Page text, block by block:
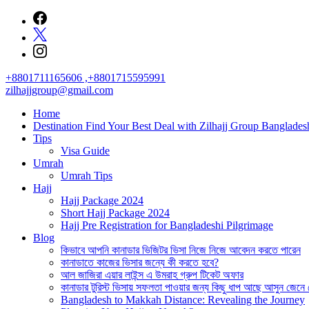
content
+8801711165606 ,+8801715595991
zilhajjgroup@gmail.com
Home
Destination Find Your Best Deal with Zilhajj Group
Tips
Visa Guide
Umrah
Umrah Tips
Hajj
Hajj Package 2024
Short Hajj Package 2024
Hajj Pre Registration for Bangladeshi Pilgrimage
Blog
কিভাবে আপনি কানাডার ভিজিটর ভিসা নিজে নিজে আবেদন করতে পারেন
কানাডাতে কাজের ভিসার জন্যে কী করতে হবে?
আল জাজিরা এয়ার লাইন্স এ উমরাহ গ্রুপ টিকেট অফার
কানাডার টুরিস্ট ভিসায় সফলতা পাওয়ার জন্য কিছু ধাপ আছে আসুন জেনে
Bangladesh to Makkah Distance: Revealing the Journey